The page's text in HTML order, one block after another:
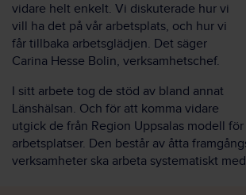
vidare helt enkelt. Vi diskuterade hur vi
vill ha det på vår arbetsplats, och hur vi
får tillbaka arbetsglädjen. Det säger
Carina Hesse Bolin, verksamhetschef.
I sitt arbete tog de stöd av bland annat
Länshälsan. Och för att komma vidare
utgick de från Region Uppsalas modell
arbetsplatser. Den består av åtta
verksamheter ska arbeta systematiskt